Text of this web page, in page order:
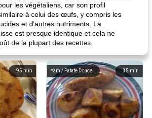
les végétaliens, car son profil
à celui des œufs, y compris les
et d'autres nutriments. La
est presque identique et cela ne
de la plupart des recettes.
95 min 35 min
Yam / Patate Douce